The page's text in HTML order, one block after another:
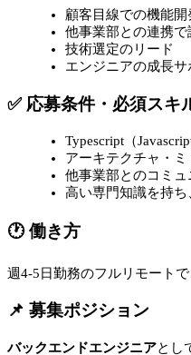
顧客目線での機能開
他事業部との連携で
技術選定のリード
エンジニアの成長サ
✅ 応募条件・必須スキ
Typescript（
アーキテクチャ・
他事業部とのコミ
高い専門知識を持
🕐 働き方
週4-5日勤務のフルリモート
📌 募集ポジション
バックエンドエンジニアとし